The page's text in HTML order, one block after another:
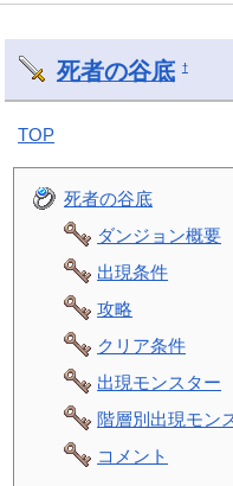
死者の谷底 †
TOP
死者の谷底
ダンジョン概要
出現条件
攻略
クリア条件
出現モンスター
階層別出現モン
コメント